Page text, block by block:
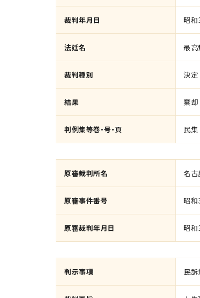
裁判年月日 昭和
法廷名 最高
裁判種別 決定
結果 棄却
判例集等巻・号・頁 民
原審裁判所名 名古
原審事件番号 昭
原審裁判年月日 昭和
判示事項 民訴